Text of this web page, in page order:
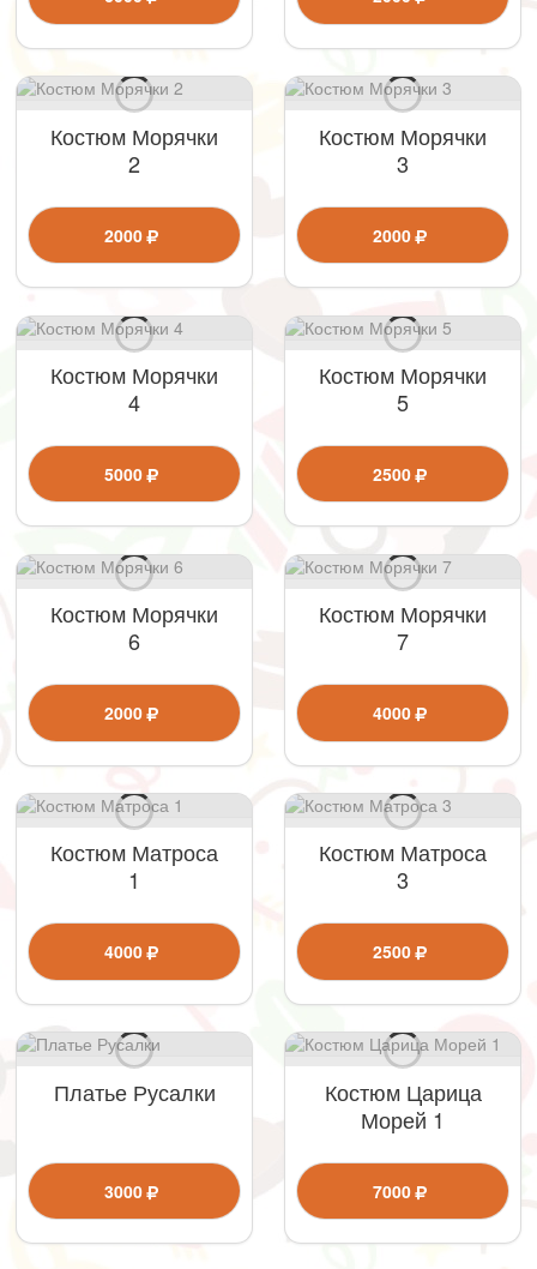
Костюм Морячки
2
2000
Костюм Морячки
3
2000
Костюм Морячки
4
5000
Костюм Морячки
5
2500
Костюм Морячки
6
2000
Костюм Морячки
7
4000
Костюм Матроса
1
4000
Костюм Матроса
3
2500
Платье Русалки
3000
Костюм Царица
Морей 1
7000